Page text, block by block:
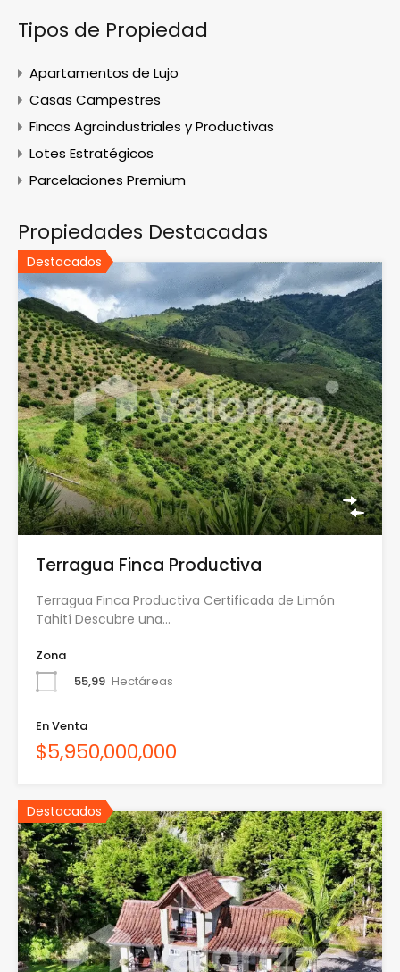
Tipos de Propiedad
Apartamentos de Lujo
Casas Campestres
Fincas Agroindustriales y Productivas
Lotes Estratégicos
Parcelaciones Premium
Propiedades Destacadas
Destacados
Terragua Finca Productiva
Terragua Finca Productiva Certificada de Limón
Tahití Descubre una…
Zona
55,99 Hectáreas
En Venta
$5,950,000,000
Destacados